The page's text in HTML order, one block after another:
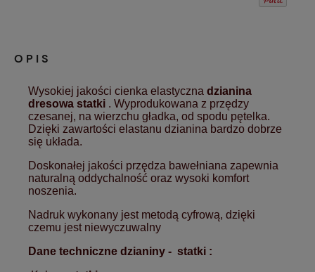
OPIS
Wysokiej jakości cienka elastyczna dzianina
dresowa statki . Wyprodukowana z przędzy
czesanej, na wierzchu gładka, od spodu pętelka.
Dzięki zawartości elastanu dzianina bardzo dobrze
się układa.
Doskonałej jakości przędza bawełniana zapewnia
naturalną oddychalność oraz wysoki komfort
noszenia.
Nadruk wykonany jest metodą cyfrową, dzięki
czemu jest niewyczuwalny
Dane techniczne dzianiny - statki :